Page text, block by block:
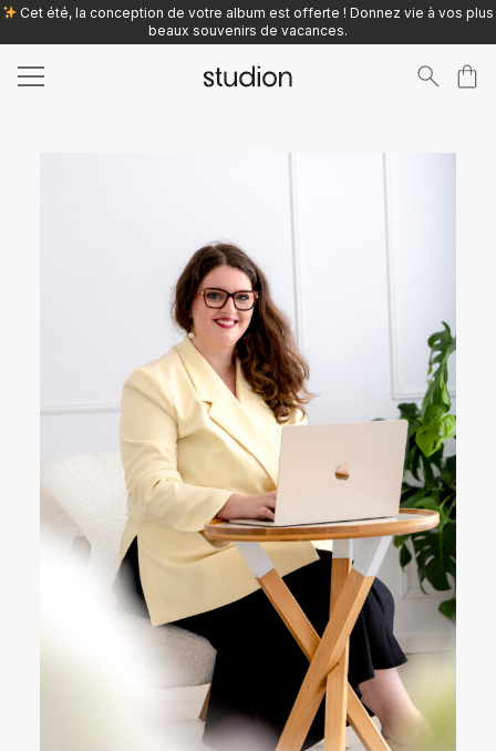
Cet été, la conception de votre album est offerte ! Donnez vie à vos plus
beaux souvenirs de vacances.